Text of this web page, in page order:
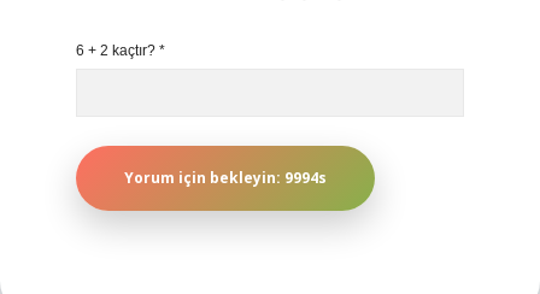
6 + 2 kaçtır? *